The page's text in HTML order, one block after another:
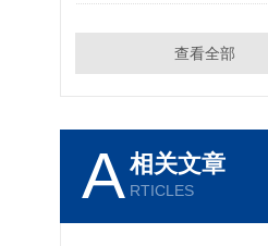
查看全部
A相关文章
RTICLES